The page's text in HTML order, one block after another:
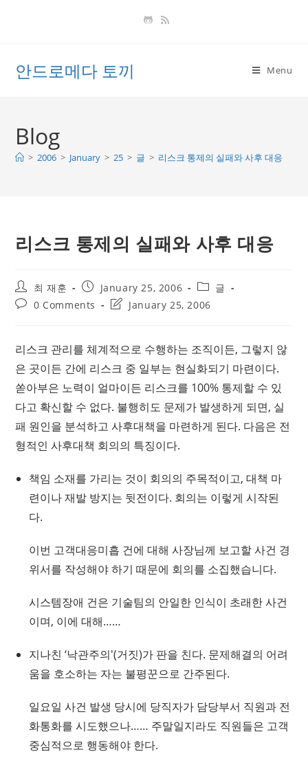
안드로메다 토끼 Menu
Blog
> 2006 > January > 25 > 글 > 리스크 통제의 실패와 사후 대응
리스크 통제의 실패와 사후 대응
Post
author:
최 재훈
Post
published:
January 25, 2006
Post
category:
글
Post0 Comments
PostJanuary 25, 2006
리스크 관리를 체계적으로 수행하는 조직이든, 그렇지 않
은 곳이든 간에 리스크 중 일부는 현실화되기 마련이다.
쏟아부은 노력이 얼마이든 리스크를 100% 통제할 수 있
다고 확신할 수 없다. 불행히도 문제가 발생하게 되면, 실
패 원인을 분석하고 사후대책을 마련하게 된다. 다음은 전
형적인 사후대책 회의의 특징이다.
책임 소재를 가리는 것이 회의의 주목적이고, 대책 마
련이나 재발 방지는 뒷전이다. 회의는 이렇게 시작된
다.
이번 고객대응미흡 건에 대해 사장님께 보고할 사건 경
위서를 작성해야 하기 때문에 회의를 소집했습니다.
시스템장애 건은 기술팀의 안일한 인식이 초래한 사건
이며, 이에 대해……
지나친 ‘낙관주의'(거짓)가 판을 친다. 문제해결의 어려
움을 호소하는 자는 불평꾼으로 간주된다.
일요일 사건 발생 당시에 당직자가 담당부서 직원과 전
화통화를 시도했으나…… 주말일지라도 직원들은 고객
중심적으로 행동해야 한다.